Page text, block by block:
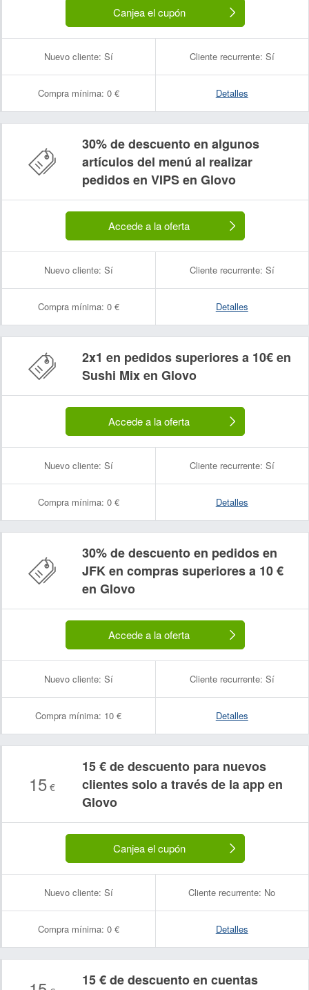
Canjea el cupón
Nuevo cliente: Sí Cliente recurrente: Sí
Compra mínima: 0 € Detalles
30% de descuento en algunos
artículos del menú al realizar
pedidos en VIPS en Glovo
Accede a la oferta
Nuevo cliente: Sí Cliente recurrente: Sí
Compra mínima: 0 € Detalles
2x1 en pedidos superiores a 10€ en
Sushi Mix en Glovo
Accede a la oferta
Nuevo cliente: Sí Cliente recurrente: Sí
Compra mínima: 0 € Detalles
30% de descuento en pedidos en
JFK en compras superiores a 10 €
en Glovo
Accede a la oferta
Nuevo cliente: Sí Cliente recurrente: Sí
Compra mínima: 10 € Detalles
15€
15 € de descuento para nuevos
clientes solo a través de la app en
Glovo
Canjea el cupón
Nuevo cliente: Sí Cliente recurrente: No
Compra mínima: 0 € Detalles
15 € de descuento en cuentas